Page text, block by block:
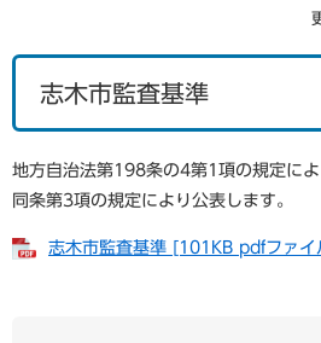
志木市監査基準
地方自治法第198条の4第1項の規定によ
同条第3項の規定により公表します。
志木市監査基準 [101KB pdfファイ